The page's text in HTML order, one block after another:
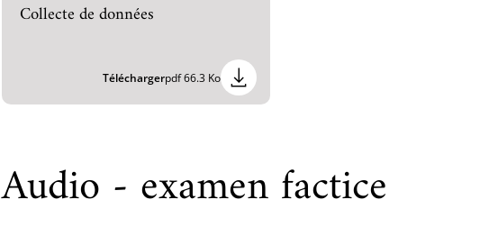
Collecte de données
Téléchargerpdf 66.3 Ko
Audio - examen factice